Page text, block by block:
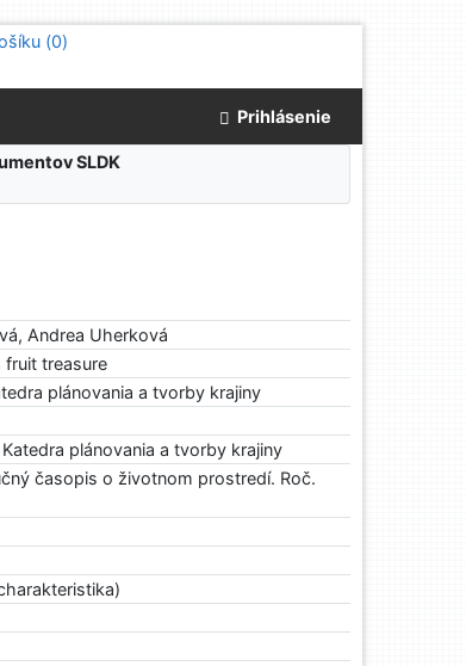
(0)
Prihlásenie
SLDK
Andrea Uherková
fruit treasure
plánovania a tvorby krajiny
plánovania a tvorby krajiny
časopis o životnom prostredí. Roč.